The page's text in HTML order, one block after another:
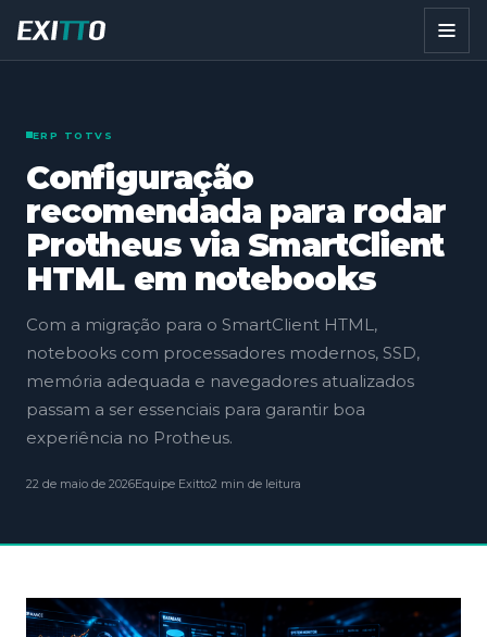
ERP TOTVS
Configuração
recomendada para rodar
Protheus via SmartClient
HTML em notebooks
Com a migração para o SmartClient HTML,
notebooks com processadores modernos, SSD,
memória adequada e navegadores atualizados
passam a ser essenciais para garantir boa
experiência no Protheus.
22 de maio de 2026Equipe Exitto2 min de leitura